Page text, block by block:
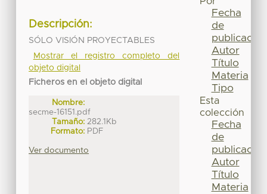
Descripción:
SÓLO VISIÓN PROYECTABLES
Mostrar el registro completo del
objeto digital
Ficheros en el objeto digital
Nombre:
secme-16151.pdf
Tamaño: 282.1Kb
Formato: PDF
Ver documento
Fecha
de
publicación
Autor
Título
Materia
Tipo
Esta
colección
Fecha
de
publicación
Autor
Título
Materia